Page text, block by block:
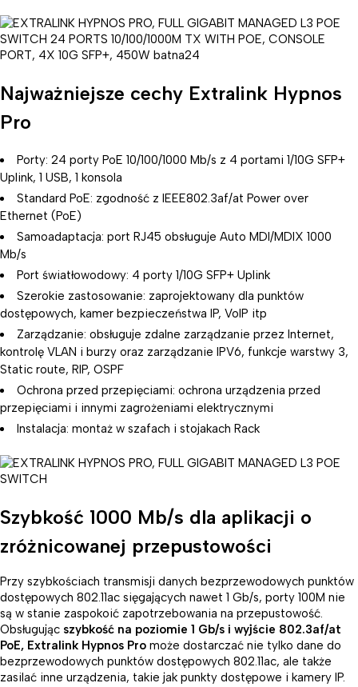
Najważniejsze cechy Extralink Hypnos
Pro
Porty: 24 porty PoE 10/100/1000 Mb/s z 4 portami 1/10G SFP+
Uplink, 1 USB, 1 konsola
Standard PoE: zgodność z IEEE802.3af/at Power over
Ethernet (PoE)
Samoadaptacja: port RJ45 obsługuje Auto MDI/MDIX 1000
Mb/s
Port światłowodowy: 4 porty 1/10G SFP+ Uplink
Szerokie zastosowanie: zaprojektowany dla punktów
dostępowych, kamer bezpieczeństwa IP, VoIP itp
Zarządzanie: obsługuje zdalne zarządzanie przez Internet,
kontrolę VLAN i burzy oraz zarządzanie IPV6, funkcje warstwy 3,
Static route, RIP, OSPF
Ochrona przed przepięciami: ochrona urządzenia przed
przepięciami i innymi zagrożeniami elektrycznymi
Instalacja: montaż w szafach i stojakach Rack
Szybkość 1000 Mb/s dla aplikacji o
zróżnicowanej przepustowości
Przy szybkościach transmisji danych bezprzewodowych punktów
dostępowych 802.11ac sięgających nawet 1 Gb/s, porty 100M nie
są w stanie zaspokoić zapotrzebowania na przepustowość.
Obsługując szybkość na poziomie 1 Gb/s i wyjście 802.3af/at
PoE, Extralink Hypnos Pro może dostarczać nie tylko dane do
bezprzewodowych punktów dostępowych 802.11ac, ale także
zasilać inne urządzenia, takie jak punkty dostępowe i kamery IP.